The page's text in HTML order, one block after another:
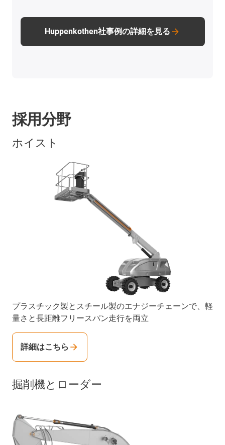
Huppenkothen社事例の詳細を見る
採用分野
ホイスト
プラスチック製とスチール製のエナジーチェーンで、軽
量さと長距離フリースパン走行を両立
詳細はこちら
掘削機とローダー